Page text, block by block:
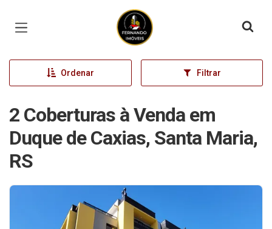
Página inicial
Ordenar Filtrar
2 Coberturas à Venda em
Duque de Caxias, Santa Maria,
RS